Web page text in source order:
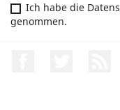
Ich habe die
genommen.